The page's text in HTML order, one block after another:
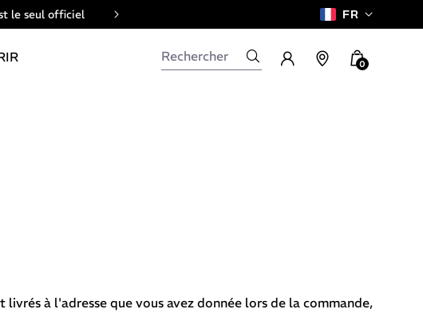
le seul officiel FR
0
à l'adresse que vous avez donnée lors de la commande,